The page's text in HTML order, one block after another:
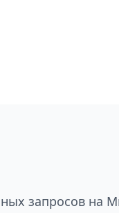
запросов на